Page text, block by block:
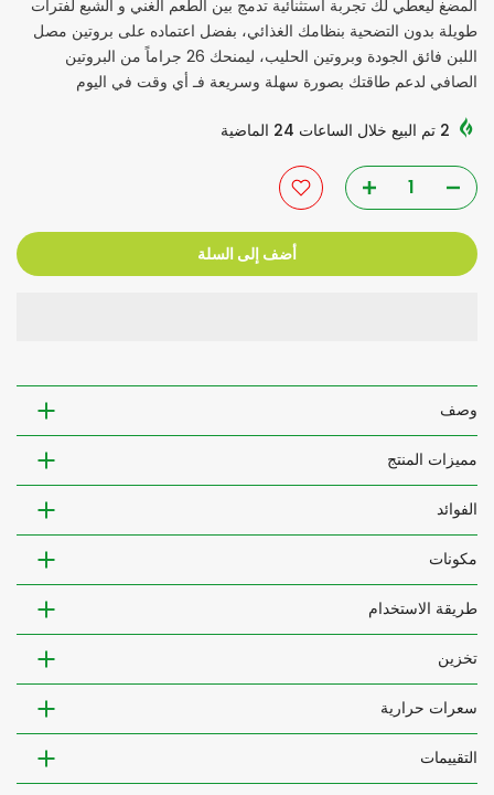
المضغ ليعطي لك تجربة استثنائية تدمج بين الطعم الغني و الشبع لفترات
طويلة بدون التضحية بنظامك الغذائي، بفضل اعتماده على بروتين مصل
اللبن فائق الجودة وبروتين الحليب، ليمنحك 26 جراماً من البروتين
الصافي لدعم طاقتك بصورة سهلة وسريعة فـ أي وقت في اليوم
2 تم البيع خلال الساعات 24 الماضية
أضف إلى السلة
وصف
مميزات المنتج
الفوائد
مكونات
طريقة الاستخدام
تخزين
سعرات حرارية
التقييمات